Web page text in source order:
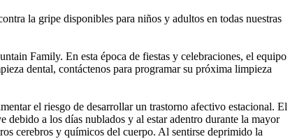
la gripe disponibles para niños y adultos en todas nuestras
Family. En esta época de fiestas y celebraciones, el equipo
dental, contáctenos para programar su próxima limpieza
el riesgo de desarrollar un trastorno afectivo estacional. El
a los días nublados y al estar adentro durante la mayor
cerebros y químicos del cuerpo. Al sentirse deprimido la